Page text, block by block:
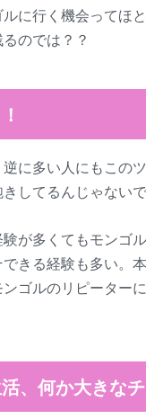
に行く機会ってほ
のでは？？
に多い人にもこの
してるんじゃない
が多くてもモンゴ
きる経験も多い。
ゴルのリピーター
、何か大きな